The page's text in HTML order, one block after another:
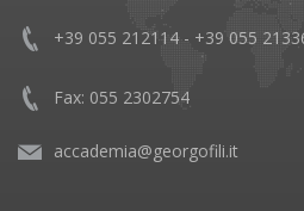
+39 055 212114 - +39 055
Fax: 055 2302754
accademia@georgofili.it